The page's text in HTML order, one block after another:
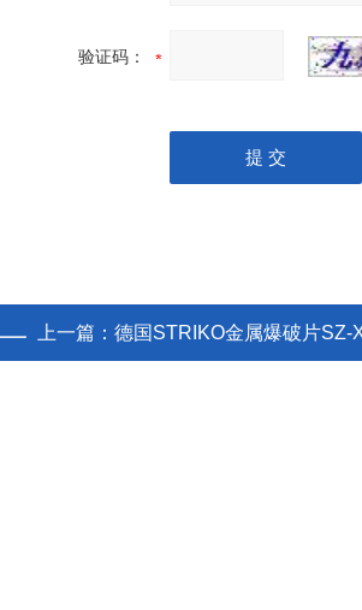
验证码：
上一篇： 德国STRIKO金属爆破片SZ-